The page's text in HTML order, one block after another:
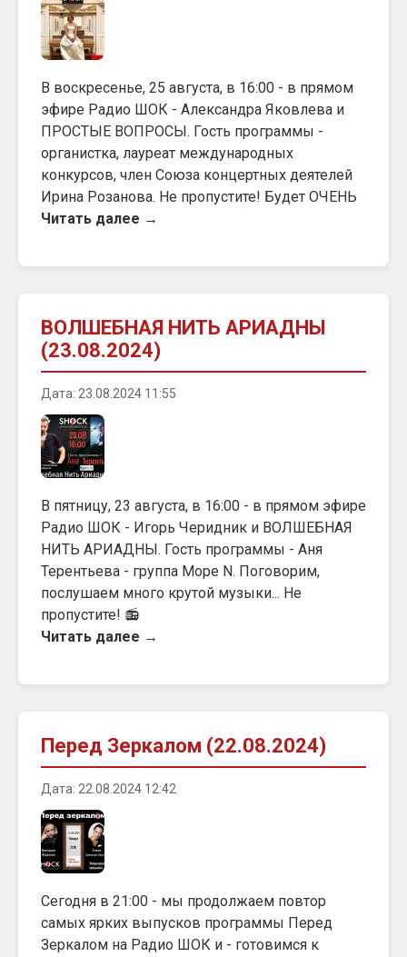
В воскресенье, 25 августа, в 16:00 - в прямом
эфире Радио ШОК - Александра Яковлева и
ПРОСТЫЕ ВОПРОСЫ. Гость программы -
органистка, лауреат международных
конкурсов, член Союза концертных деятелей
Ирина Розанова. Не пропустите! Будет ОЧЕНЬ
Читать далее →
ВОЛШЕБНАЯ НИТЬ АРИАДНЫ
(23.08.2024)
Дата: 23.08.2024 11:55
В пятницу, 23 августа, в 16:00 - в прямом эфире
Радио ШОК - Игорь Черидник и ВОЛШЕБНАЯ
НИТЬ АРИАДНЫ. Гость программы - Аня
Терентьева - группа Море N. Поговорим,
послушаем много крутой музыки... Не
пропустите! 📻
Читать далее →
Перед Зеркалом (22.08.2024)
Дата: 22.08.2024 12:42
Сегодня в 21:00 - мы продолжаем повтор
самых ярких выпусков программы Перед
Зеркалом на Радио ШОК и - готовимся к